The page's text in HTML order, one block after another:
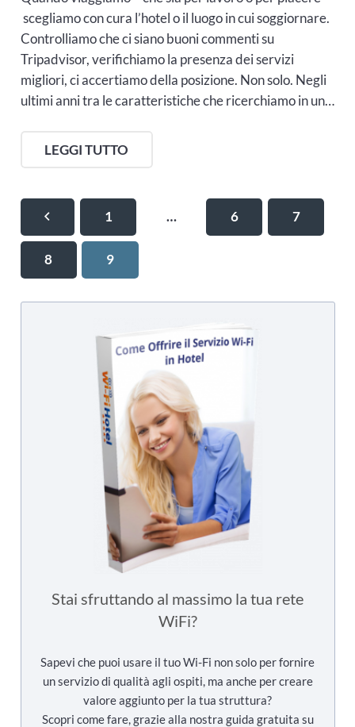
scegliamo con cura l’hotel o il luogo in cui soggiornare.
Controlliamo che ci siano buoni commenti su
Tripadvisor, verifichiamo la presenza dei servizi
migliori, ci accertiamo della posizione. Non solo. Negli
ultimi anni tra le caratteristiche che ricerchiamo in un…
LEGGI TUTTO
1 … 6 7
8 9
Stai sfruttando al massimo la tua rete
WiFi?
Sapevi che puoi usare il tuo Wi-Fi non solo per fornire
un servizio di qualità agli ospiti, ma anche per creare
valore aggiunto per la tua struttura?
Scopri come fare, grazie alla nostra guida gratuita su